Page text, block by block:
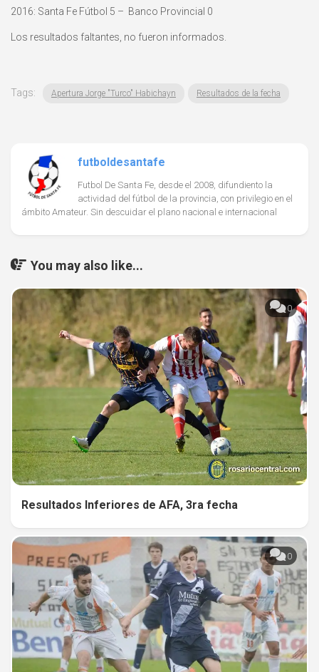
2016: Santa Fe Fútbol 5 – Banco Provincial 0
Los resultados faltantes, no fueron informados.
Tags: Apertura Jorge "Turco" Habichayn Resultados de la fecha
futboldesantafe
Futbol De Santa Fe, desde el 2008, difundiento la
actividad del fútbol de la provincia, con privilegio en el
ámbito Amateur. Sin descuidar el plano nacional e internacional
You may also like...
0
Resultados Inferiores de AFA, 3ra fecha
0